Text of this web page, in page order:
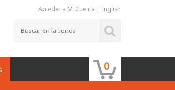
Acceder a Mi Cuenta | English
0